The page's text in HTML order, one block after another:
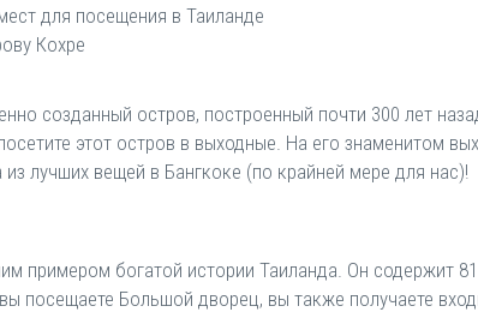
для посещения в Таиланде
Кохре
созданный остров, построенный почти 300 лет
этот остров в выходные. На его знаменитом
лучших вещей в Бангкоке (по крайней мере для нас)!
примером богатой истории Таиланда. Он содержит
посещаете Большой дворец, вы также получаете